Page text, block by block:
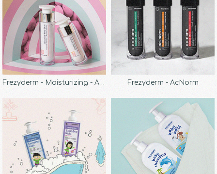
Frezyderm - Moisturizing - Anti-Wrinkle Frezyderm - AcNorm